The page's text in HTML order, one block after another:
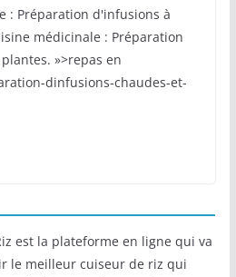
: Préparation d'infusions à
médicinale : Préparation
»>repas en
dinfusions-chaudes-et-
est la plateforme en ligne qui va
le meilleur cuiseur de riz qui